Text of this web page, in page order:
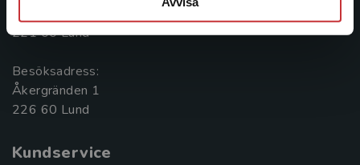
221 00 Lund
Besöksadress:
Åkergränden 1
Kundservice